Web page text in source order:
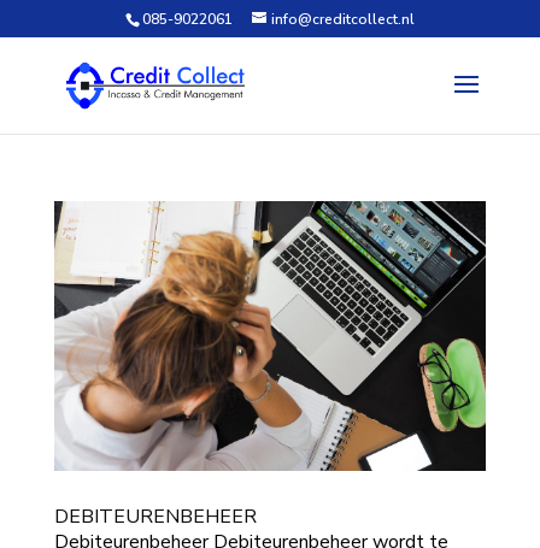
085-9022061 info@creditcollect.nl
DEBITEURENBEHEER
Debiteurenbeheer Debiteurenbeheer wordt te